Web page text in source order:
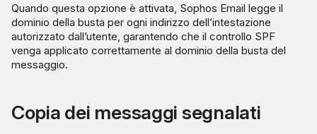
Quando questa opzione è attivata, Sophos Email legge il
dominio della busta per ogni indirizzo dell’intestazione
autorizzato dall’utente, garantendo che il controllo SPF
venga applicato correttamente al dominio della busta del
messaggio.
Copia dei messaggi segnalati